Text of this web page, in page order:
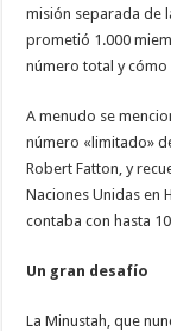
misión separada de
prometió 1.000
número total y
A menudo se
número «limitado»
Robert Fatton, y
Naciones Unidas en
contaba con hasta
Un gran desafío
La Minustah, que